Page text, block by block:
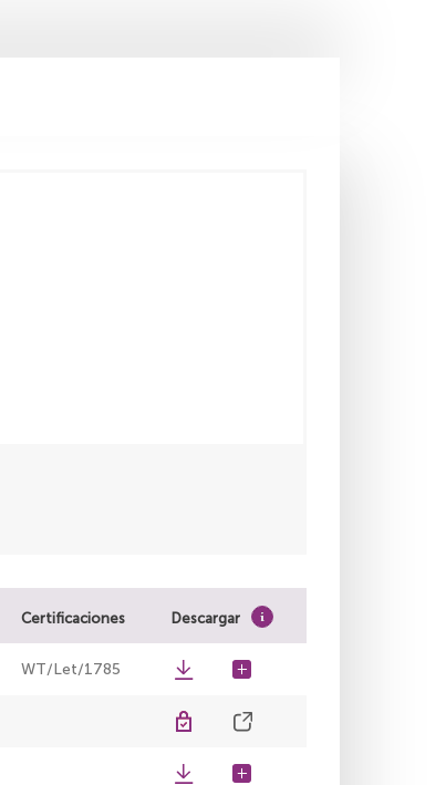
Certificaciones Descargar
WT/Let/1785